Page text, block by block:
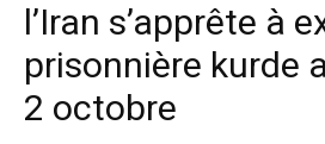
l’Iran s’apprête à
prisonnière kurde
2 octobre